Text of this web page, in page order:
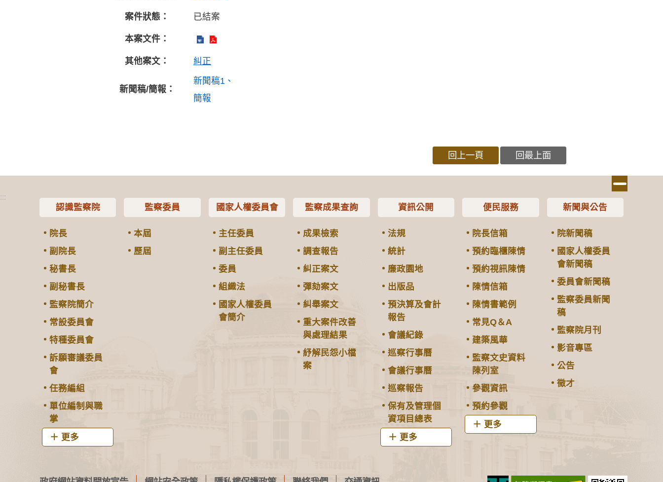
案件狀態： 已結案
本案文件：
其他案文： 糾正
新聞稿/簡報：
新聞稿1
簡報
回上一頁 回最上面
:::
認識監察院
院長
副院長
秘書長
副秘書長
監察院簡介
常設委員會
特種委員會
訴願審議委員
會
任務編組
單位編制與職
掌
更多
監察委員
本屆
歷屆
國家人權委員會
主任委員
副主任委員
委員
組織法
國家人權委員
會簡介
監察成果查詢
成果檢索
調查報告
糾正案文
彈劾案文
糾舉案文
重大案件改善
與處理結果
紓解民怨小檔
案
資訊公開
法規
統計
廉政園地
出版品
預決算及會計
報告
會議紀錄
巡察行事曆
會議行事曆
巡察報告
保有及管理個
資項目總表
更多
便民服務
院長信箱
預約臨櫃陳情
預約視訊陳情
陳情信箱
陳情書範例
常見Q＆A
建築風華
監察文史資料
陳列室
參觀資訊
預約參觀
更多
新聞與公告
院新聞稿
國家人權委員
會新聞稿
委員會新聞稿
監察委員新聞
稿
監察院月刊
影音專區
公告
徵才